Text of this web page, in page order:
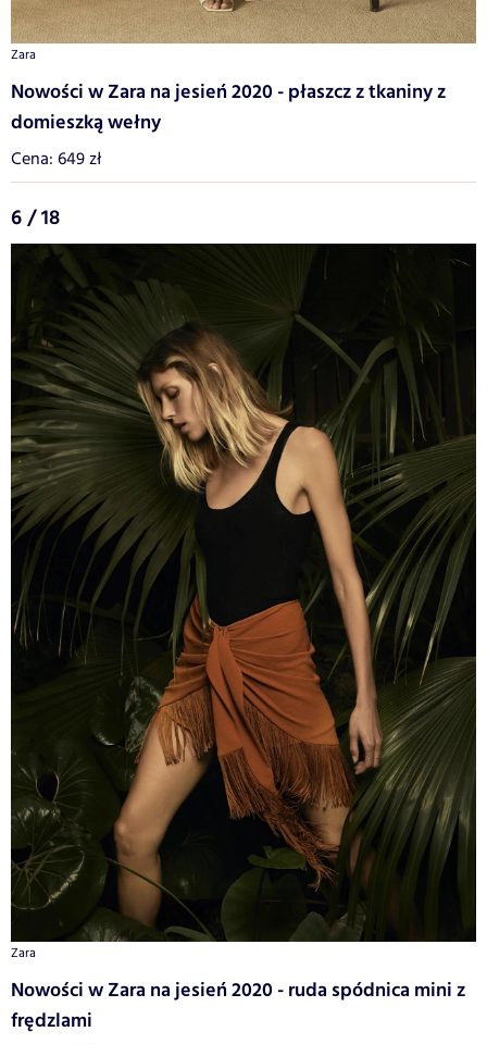
Zara
Nowości w Zara na jesień 2020 - płaszcz z tkaniny z
domieszką wełny
Cena: 649 zł
6 / 18
Zara
Nowości w Zara na jesień 2020 - ruda spódnica mini z
frędzlami